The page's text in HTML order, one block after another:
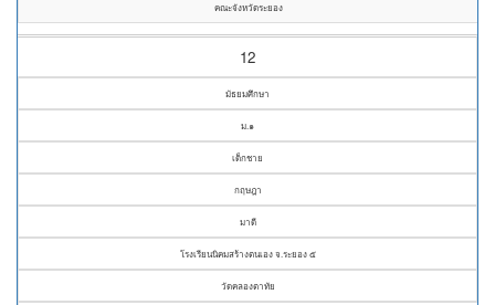
คณะจังหวัดระยอง
12
มัธยมศึกษา
ม.๑
เด็กชาย
กฤษฎา
มาดี
โรงเรียนนิคมสร้างตนเอง จ.ระยอง ๕
วัดคลองตาทัย